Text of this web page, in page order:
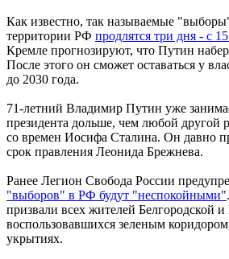
Как известно, так называемые
территории РФ продлятся три дня - с
Кремле прогнозируют, что Путин
После этого он сможет оставаться у
до 2030 года.
71-летний Владимир Путин уже
президента дольше, чем любой другой
со времен Иосифа Сталина. Он давно
срок правления Леонида Брежнева.
Ранее Легион Свобода России
"выборов" в РФ будут "неспокойными"
призвали всех жителей Белгородской
воспользовавшихся зеленым
укрытиях.